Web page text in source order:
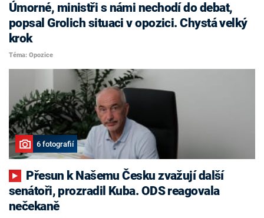
Úmorné, ministři s námi nechodí do debat,
popsal Grolich situaci v opozici. Chystá velký
krok
Téma: Opozice
6 fotografií
senátoři, prozradil Kuba. ODS reagovala
nečekaně